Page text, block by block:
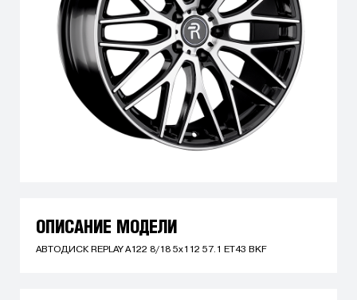
ОПИСАНИЕ МОДЕЛИ
АВТОДИСК REPLAY A122 8/18 5x112 57.1 ET43 BKF